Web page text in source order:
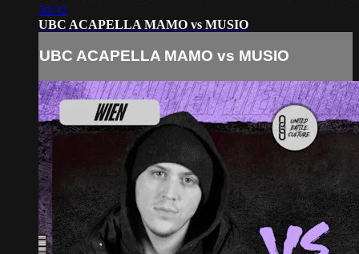
30:32
UBC ACAPELLA MAMO vs MUSIO
UBC ACAPELLA MAMO vs MUSIO